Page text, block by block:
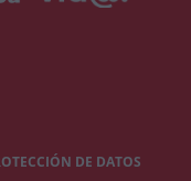
DE DATOS